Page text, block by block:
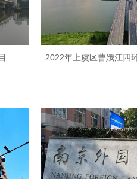
2022年上虞区曹娥江四